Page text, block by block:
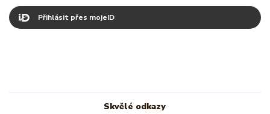
Skvělé odkazy
Přihlásit přes mojeID